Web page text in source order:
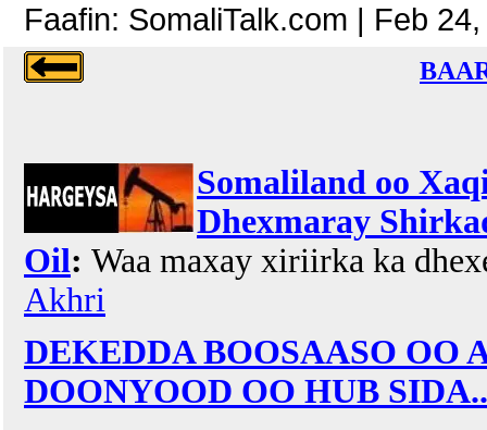
Faafin: SomaliTalk.com | Feb
Somaliland oo
Dhexmaray
Oil: Waa maxay xiriirka ka
Akhri
DEKEDDA BOOSAASO OO
DOONYOOD OO HUB